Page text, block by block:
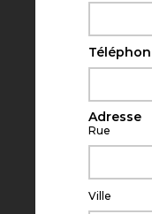
Adresse
Rue
Ville